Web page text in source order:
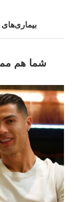
بیماری‌های
شما هم